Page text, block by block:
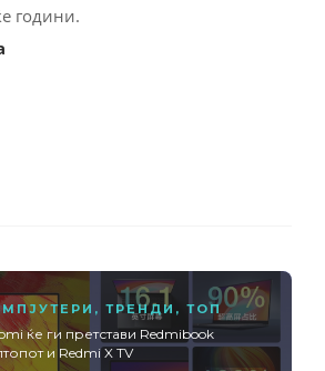
години.
, ТРЕНДИ , ТОП
ќе ги претстави Redmibook
и Redmi X TV